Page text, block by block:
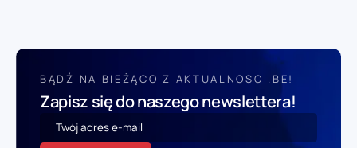
BĄDŹ NA BIEŻĄCO Z AKTUALNOSCI.BE!
Zapisz się do naszego newslettera!